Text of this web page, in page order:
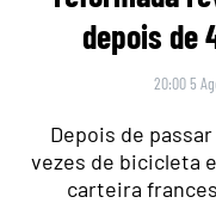
depois de
20:00 5
Depois de
vezes de bicicleta
carteira